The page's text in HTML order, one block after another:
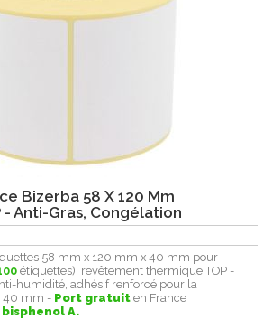
Bizerba 58 X 120 Mm
Anti-Gras, Congélation
58 mm x 120 mm x 40 mm pour
étiquettes) revêtement thermique TOP -
humidité , adhésif renforcé pour la
40 mm - Port gratuit en France
bisphenol A.